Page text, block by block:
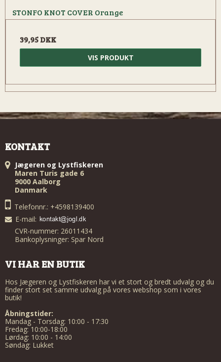
STONFO KNOT COVER Orange
39,95 DKK
VIS PRODUKT
KONTAKT
Jægeren og Lystfiskeren
Maren Turis gade 6
9000 Aalborg
Danmark
Telefonnr.: +4598139400
E-mail:
CVR-nummer: 26011434
Bankoplysninger: Spar Nord
VI HAR EN BUTIK
Hos Jægeren og Lystfiskeren har vi et stort og bredt udvalg og du
finder stort set samme udvalg på vores webshop som i vores
butik!
Åbningstider:
Mandag - Torsdag: 10:00 - 17:30
Fredag: 10:00-18:00
Lørdag: 10:00 - 14:00
Søndag: Lukket